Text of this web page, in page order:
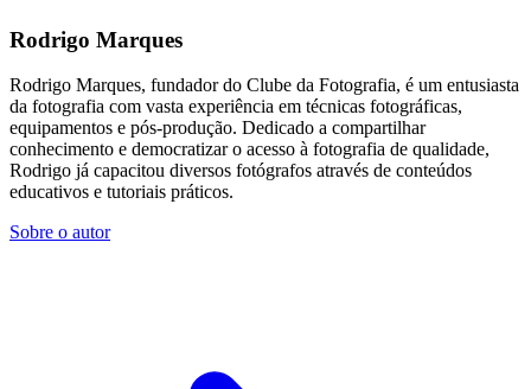
Rodrigo Marques
Rodrigo Marques, fundador do Clube da Fotografia, é um entusiasta
da fotografia com vasta experiência em técnicas fotográficas,
equipamentos e pós-produção. Dedicado a compartilhar
conhecimento e democratizar o acesso à fotografia de qualidade,
Rodrigo já capacitou diversos fotógrafos através de conteúdos
educativos e tutoriais práticos.
Sobre o autor